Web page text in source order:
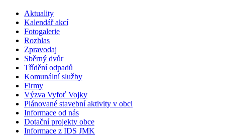
Aktuality
Kalendář akcí
Fotogalerie
Rozhlas
Zpravodaj
Sběrný dvůr
Třídění odpadů
Komunální služby
Firmy
Výzva Vyfoť Vojky
Plánované stavební aktivity v obci
Informace od nás
Dotační projekty obce
Informace z IDS JMK